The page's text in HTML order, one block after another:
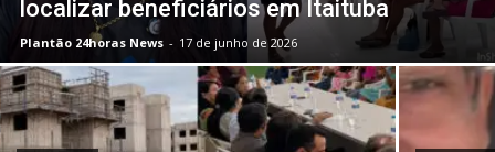
localizar beneficiários em Itaituba
Plantão 24horas News - 17 de junho de 2026